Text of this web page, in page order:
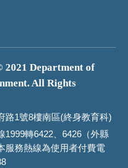
2021 Department of
All Rights
路1號8樓南區(終身教育科)
1999轉6422、6426（外縣
服務熱線為使用者付費電